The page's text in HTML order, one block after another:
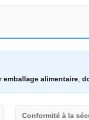
alimentaire
Conformité à la